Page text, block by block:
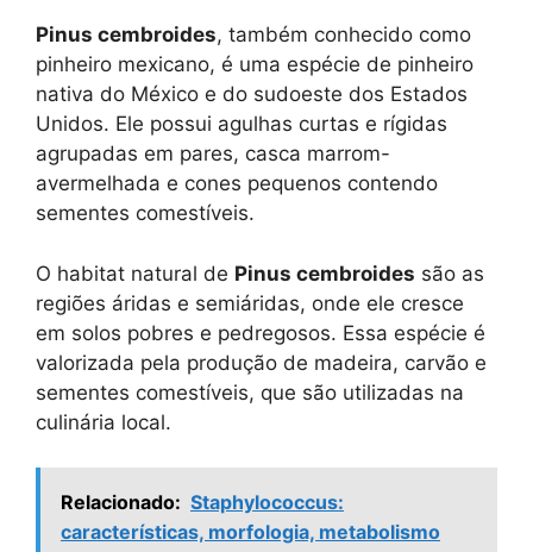
Pinus cembroides, também conhecido como
pinheiro mexicano, é uma espécie de pinheiro
nativa do México e do sudoeste dos Estados
Unidos. Ele possui agulhas curtas e rígidas
agrupadas em pares, casca marrom-
avermelhada e cones pequenos contendo
sementes comestíveis.
O habitat natural de Pinus cembroides são as
regiões áridas e semiáridas, onde ele cresce
em solos pobres e pedregosos. Essa espécie é
valorizada pela produção de madeira, carvão e
sementes comestíveis, que são utilizadas na
culinária local.
Relacionado: Staphylococcus:
características, morfologia, metabolismo